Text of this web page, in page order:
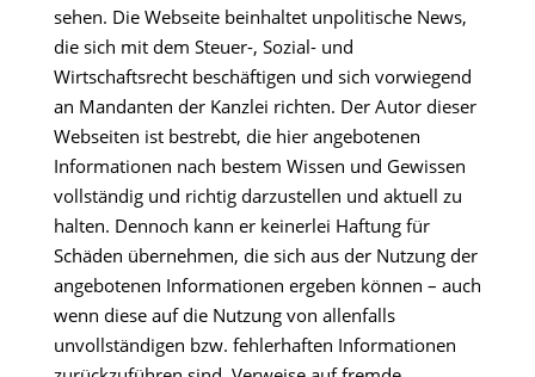
sehen. Die Webseite beinhaltet unpolitische News,
die sich mit dem Steuer-, Sozial- und
Wirtschaftsrecht beschäftigen und sich vorwiegend
an Mandanten der Kanzlei richten. Der Autor dieser
Webseiten ist bestrebt, die hier angebotenen
Informationen nach bestem Wissen und Gewissen
vollständig und richtig darzustellen und aktuell zu
halten. Dennoch kann er keinerlei Haftung für
Schäden übernehmen, die sich aus der Nutzung der
angebotenen Informationen ergeben können – auch
wenn diese auf die Nutzung von allenfalls
unvollständigen bzw. fehlerhaften Informationen